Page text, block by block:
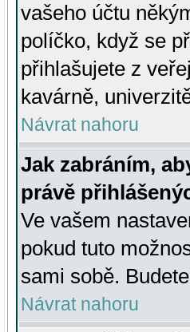
vašeho účtu
políčko, když se
přihlašujete z
kavárně,
Návrat nahoru
Jak zabráním,
právě
Ve vašem
pokud tuto
sami sobě.
Návrat nahoru